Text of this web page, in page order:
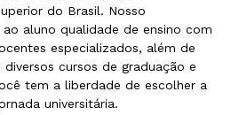
do Brasil. Nosso
aluno qualidade de ensino com
especializados, além de
cursos de graduação e
tem a liberdade de escolher a
universitária.
ou